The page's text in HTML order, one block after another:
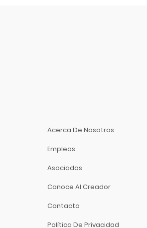
Acerca De Nosotros
Empleos
Asociados
Conoce Al Creador
Contacto
Política De Privacidad